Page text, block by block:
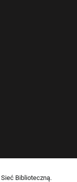
Biblioteczną.